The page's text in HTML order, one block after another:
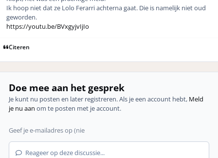
Ik hoop niet dat ze Lolo Ferarri achterna gaat. Die is namelijk niet oud
geworden.
https://youtu.be/BVxgyjvIjIo
Citeren
Doe mee aan het gesprek
Je kunt nu posten en later registreren. Als je een account hebt, Meld
je nu aan om te posten met je account.
Reageer op deze discussie...